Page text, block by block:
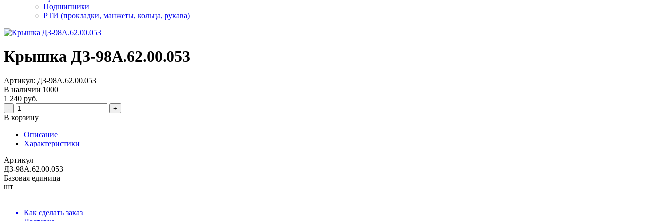
Подшипники
РТИ (прокладки, манжеты, кольца, рукава)
Крышка ДЗ-98А.62.00.053
Артикул: ДЗ-98А.62.00.053
В наличии 1000
1 240 руб.
- +
В корзину
Описание
Характеристики
Артикул
ДЗ-98А.62.00.053
Базовая единица
шт
Как сделать заказ